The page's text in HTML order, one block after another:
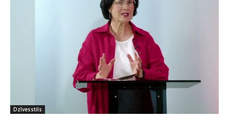
Dzīvesstils